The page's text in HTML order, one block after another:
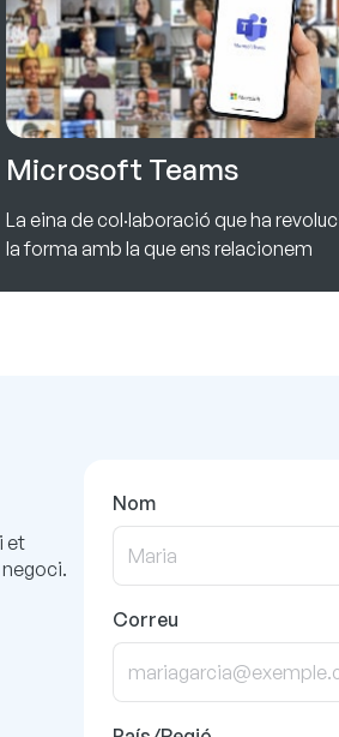
Microsoft Teams
La eina de col·laboració que ha
la forma amb la que ens relacionem
et
Nom
Correu